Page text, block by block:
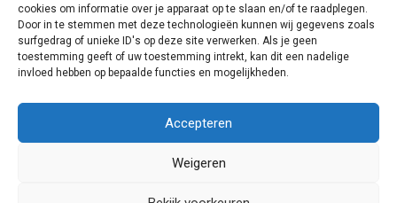
cookies om informatie over je apparaat op te slaan en/of te raadplegen.
Door in te stemmen met deze technologieën kunnen wij gegevens zoals
surfgedrag of unieke ID's op deze site verwerken. Als je geen
toestemming geeft of uw toestemming intrekt, kan dit een nadelige
invloed hebben op bepaalde functies en mogelijkheden.
Accepteren
Weigeren